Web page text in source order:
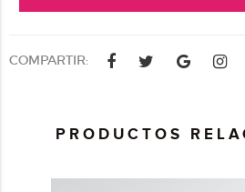
COMPARTIR:
PRODUCTOS